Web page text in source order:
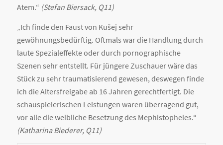
Atem.“ (Stefan Biersack, Q11)
„Ich finde den Faust von Kušej sehr
gewöhnungsbedürftig. Oftmals war die Handlung durch
laute Spezialeffekte oder durch pornographische
Szenen sehr entstellt. Für jüngere Zuschauer wäre das
Stück zu sehr traumatisierend gewesen, deswegen finde
ich die Altersfreigabe ab 16 Jahren gerechtfertigt. Die
schauspielerischen Leistungen waren überragend gut,
vor alle die weibliche Besetzung des Mephistopheles.“
(Katharina Biederer, Q11)